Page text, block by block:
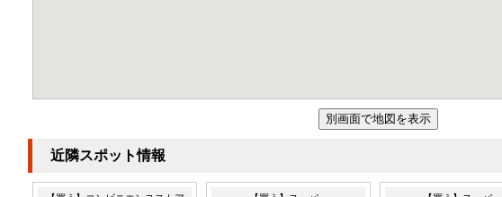
近隣スポット情報